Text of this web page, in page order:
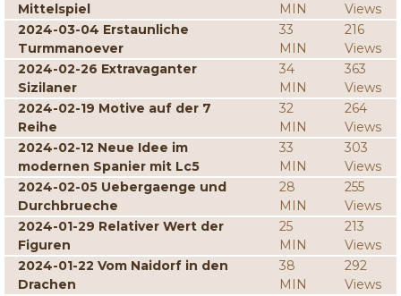
Mittelspiel
MIN
Views
2024-03-04 Erstaunliche
Turmmanoever
33
MIN
216
Views
2024-02-26 Extravaganter
Sizilaner
34
MIN
363
Views
2024-02-19 Motive auf der 7
Reihe
32
MIN
264
Views
2024-02-12 Neue Idee im
modernen Spanier mit Lc5
33
MIN
303
Views
2024-02-05 Uebergaenge und
Durchbrueche
28
MIN
255
Views
2024-01-29 Relativer Wert der
Figuren
25
MIN
213
Views
2024-01-22 Vom Naidorf in den
Drachen
38
MIN
292
Views